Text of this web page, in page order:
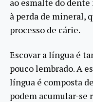
ao esmalte do
à perda de mineral,
processo de cárie.
Escovar a língua é
pouco lembrado. A
língua é composta
podem acumular-se